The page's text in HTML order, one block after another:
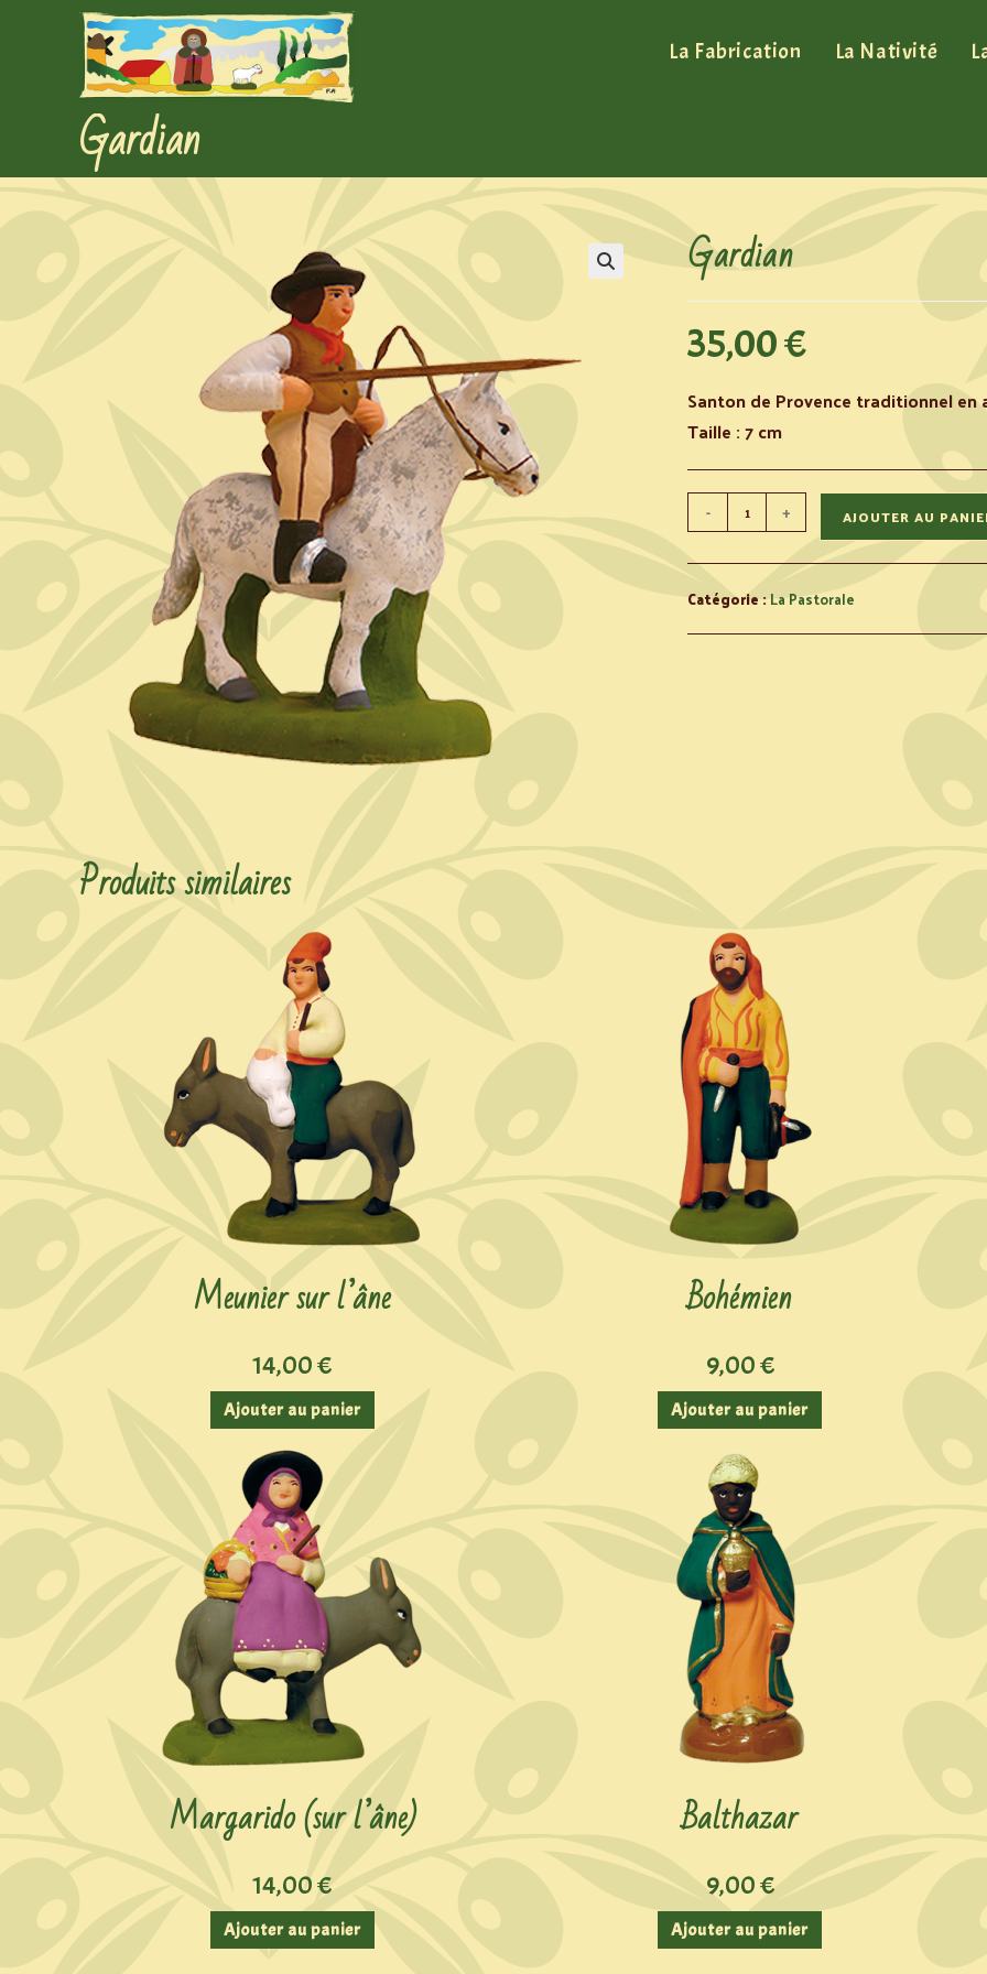
La Fabrication La Nativité
Gardian
Gardian
35,00€
Santon de Provence traditionnel
Taille : 7 cm
- + AJOUTER AU
Catégorie :La Pastorale
Produits similaires
Meunier sur l’âne
14,00€
Ajouter au panier
Bohémien
9,00€
Ajouter au panier
Margarido (sur l’âne)
14,00€
Ajouter au panier
Balthazar
9,00€
Ajouter au panier